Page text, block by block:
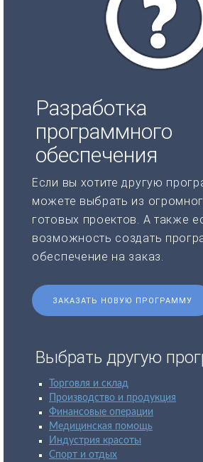
Разработка
программного
обеспечения
Если вы хотите другую
можете выбрать из
готовых проектов. А также
возможность создать
обеспечение на заказ.
ЗАКАЗАТЬ НОВУЮ ПРОГРАММУ
Выбрать другую
Торговля и склад
Производство и продукция
Финансовые операции
Медицинская помощь
Индустрия красоты
Спорт и отдых